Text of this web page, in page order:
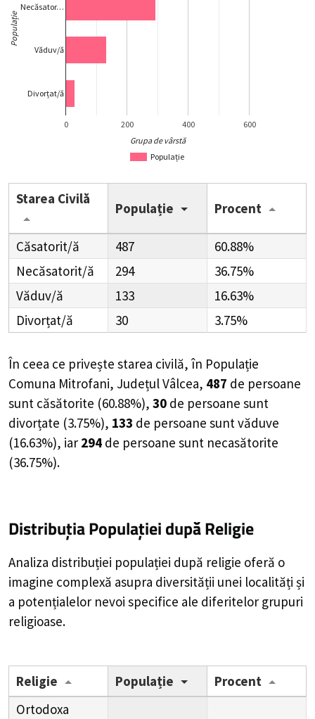
Populație
0 200 400 600
Necăsator…
Văduv/ă
Divorțat/ă
Grupa de vârstă
Populație
Starea Civilă
Populație Procent
Căsatorit/ă 487
60.88%
Necăsatorit/ă
294
36.75%
Văduv/ă
133
16.63%
Divorțat/ă
30 3.75%
În ceea ce privește starea civilă, în Populație
Comuna Mitrofani, Județul Vâlcea, 487 de persoane
sunt căsătorite (60.88%), 30 de persoane sunt
divorțate (3.75%), 133 de persoane sunt văduve
(16.63%), iar 294 de persoane sunt necasătorite
(36.75%).
Distribuția Populațieidupă Religie
Analiza distribuției populației după religie oferă o
imagine complexă asupra diversității unei localități și
a potențialelor nevoi specifice ale diferitelor grupuri
religioase.
Religie Populație
Procent
Ortodoxa